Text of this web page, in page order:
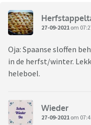
27-09-2021 om
Oja: Spaanse sloffen
in de herfst/winter.
heleboel.
Wieder
27-09-2021 om